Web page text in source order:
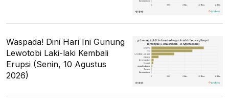
Waspada! Dini Hari Ini Gunung
Lewotobi Laki-laki Kembali
Erupsi (Senin, 10 Agustus
2026)